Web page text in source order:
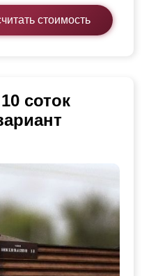
стоимость
соток